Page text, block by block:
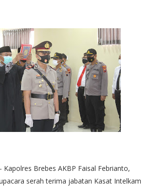
Kapolres Brebes AKBP Faisal Febrianto,
serah terima jabatan Kasat Intelkam